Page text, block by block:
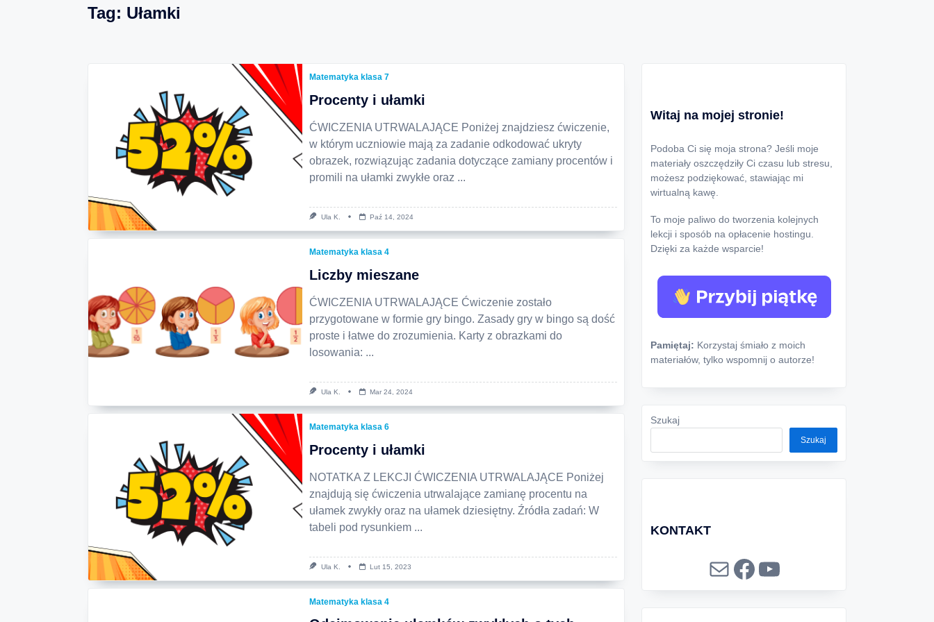
Tag: Ułamki
Matematyka klasa 7
Procenty i ułamki
ĆWICZENIA UTRWALAJĄCE Poniżej znajdziesz ćwiczenie,
w którym uczniowie mają za zadanie odkodować ukryty
obrazek, rozwiązując zadania dotyczące zamiany procentów i
promili na ułamki zwykłe oraz ...
Ula K. Paź 14, 2024
Matematyka klasa 4
Liczby mieszane
ĆWICZENIA UTRWALAJĄCE Ćwiczenie zostało
przygotowane w formie gry bingo. Zasady gry w bingo są dość
proste i łatwe do zrozumienia. Karty z obrazkami do
losowania: ...
Ula K. Mar 24, 2024
Matematyka klasa 6
Procenty i ułamki
NOTATKA Z LEKCJI ĆWICZENIA UTRWALAJĄCE Poniżej
znajdują się ćwiczenia utrwalające zamianę procentu na
ułamek zwykły oraz na ułamek dziesiętny. Źródła zadań: W
tabeli pod rysunkiem ...
Ula K. Lut 15, 2023
Matematyka klasa 4
Witaj na mojej stronie!
Podoba Ci się moja strona? Jeśli moje
materiały oszczędziły Ci czasu lub stresu,
możesz podziękować, stawiając mi
wirtualną kawę.
To moje paliwo do tworzenia kolejnych
lekcji i sposób na opłacenie hostingu.
Dzięki za każde wsparcie!
Pamiętaj: Korzystaj śmiało z moich
materiałów, tylko wspomnij o autorze!
Szukaj
Szukaj
KONTAKT
MailFacebook
YouTube